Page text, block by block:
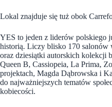
Lokal znajduje się tuż obok
YES to jeden z liderów polskiego
historią. Liczy blisko 170 salonów
oraz dziesiątki autorskich kolekcji
Queen B, Cassiopeia, La Prima,
projektach, Magda Dąbrowska i
do najważniejszych tematów
kobiecości.